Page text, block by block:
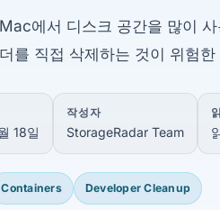
에서 디스크 공간을 많이
를 직접 삭제하는 것이 위험
18일
작성자
StorageRadar Team
Containers Developer Cleanup